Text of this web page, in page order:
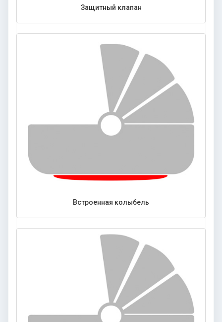
Защитный клапан
Встроенная колыбель